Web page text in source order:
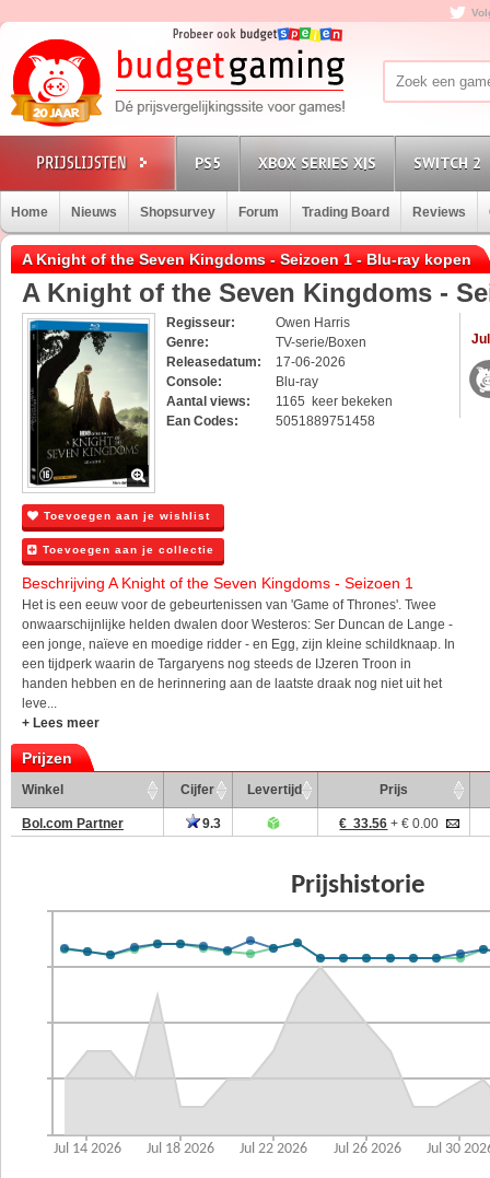
PS5 XBOX SERIES X|S SWITCH 2
Home Nieuws Shopsurvey Forum Trading Board Reviews
A Knight of the Seven Kingdoms - Seizoen 1 - Blu-ray kopen
A Knight of the Seven Kingdoms -
Regisseur:
Owen Harris
Genre:
TV-serie/Boxen
Releasedatum:
17-06-2026
Console:
Blu-ray
Aantal views:
1165 keer bekeken
Ean Codes:
5051889751458
Toevoegen aan je wishlist
Toevoegen aan je collectie
Beschrijving A Knight of the Seven Kingdoms - Seizoen 1
Het is een eeuw voor de gebeurtenissen van 'Game of Thrones'. Twee
onwaarschijnlijke helden dwalen door Westeros: Ser Duncan de Lange -
een jonge, naïeve en moedige ridder - en Egg, zijn kleine schildknaap. In
een tijdperk waarin de Targaryens nog steeds de IJzeren Troon in
handen hebben en de herinnering aan de laatste draak nog niet uit het
leve...
+ Lees meer
Prijzen
Winkel Cijfer Levertijd Prijs
Bol.com Partner 9.3 € 33.56 + € 0.00